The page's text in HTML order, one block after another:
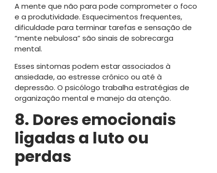
A mente que não para pode comprometer o foco
e a produtividade. Esquecimentos frequentes,
dificuldade para terminar tarefas e sensação de
“mente nebulosa” são sinais de sobrecarga
mental.
Esses sintomas podem estar associados à
ansiedade, ao estresse crônico ou até à
depressão. O psicólogo trabalha estratégias de
organização mental e manejo da atenção.
8. Dores emocionais
ligadas a luto ou
perdas